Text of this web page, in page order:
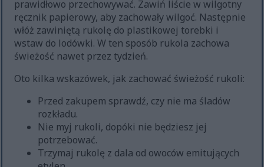
prawidłowo przechowywać. Zawiń liście w wilgotny
ręcznik papierowy, aby zachowały wilgoć. Następnie
włóż zawiniętą rukolę do plastikowej torebki i
wstaw do lodówki. W ten sposób rukola zachowa
świeżość nawet przez tydzień.
Oto kilka wskazówek, jak zachować świeżość rukoli:
Przed zakupem sprawdź, czy nie ma śladów
rozkładu.
Nie myj rukoli, dopóki nie będziesz jej
potrzebować.
Trzymaj rukolę z dala od owoców emitujących